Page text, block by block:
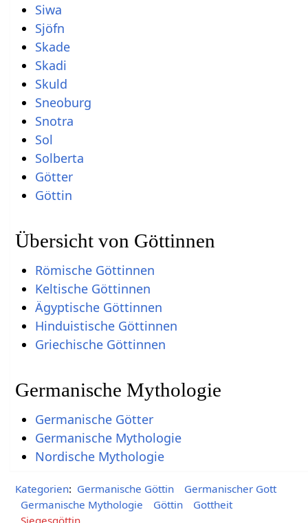
Siwa
Sjöfn
Skade
Skadi
Skuld
Sneoburg
Snotra
Sol
Solberta
Götter
Göttin
Übersicht von Göttinnen
Römische Göttinnen
Keltische Göttinnen
Ägyptische Göttinnen
Hinduistische Göttinnen
Griechische Göttinnen
Germanische Mythologie
Germanische Götter
Germanische Mythologie
Nordische Mythologie
Kategorien: Germanische Göttin
Germanischer Gott
Germanische Mythologie
Göttin
Gottheit